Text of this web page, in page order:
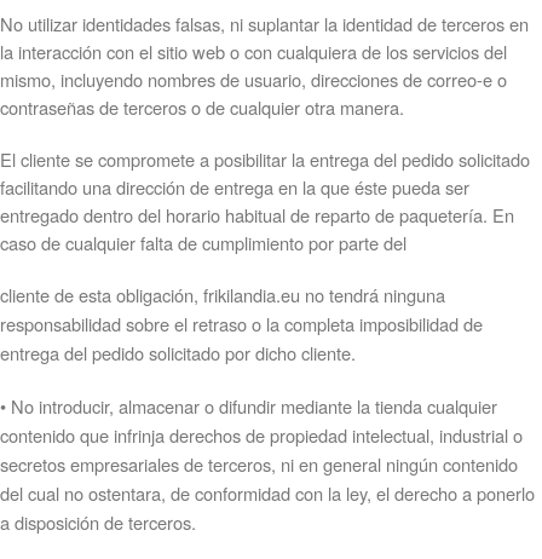
No utilizar identidades falsas, ni suplantar la identidad de terceros en
la interacción con el sitio web o con cualquiera de los servicios del
mismo, incluyendo nombres de usuario, direcciones de correo-e o
contraseñas de terceros o de cualquier otra manera.
El cliente se compromete a posibilitar la entrega del pedido solicitado
facilitando una dirección de entrega en la que éste pueda ser
entregado dentro del horario habitual de reparto de paquetería. En
caso de cualquier falta de cumplimiento por parte del
cliente de esta obligación, frikilandia.eu no tendrá ninguna
responsabilidad sobre el retraso o la completa imposibilidad de
entrega del pedido solicitado por dicho cliente.
• No introducir, almacenar o difundir mediante la tienda cualquier
contenido que infrinja derechos de propiedad intelectual, industrial o
secretos empresariales de terceros, ni en general ningún contenido
del cual no ostentara, de conformidad con la ley, el derecho a ponerlo
a disposición de terceros.